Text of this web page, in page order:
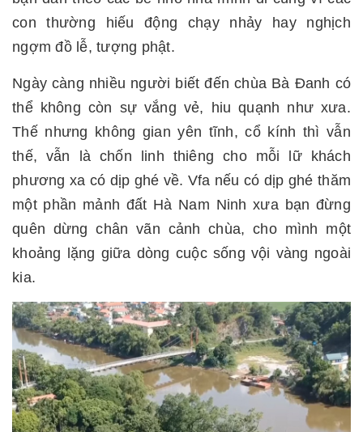
con thường hiếu động chạy nhảy hay nghịch
ngợm đồ lễ, tượng phật.
Ngày càng nhiều người biết đến chùa Bà Đanh có
thể không còn sự vắng vẻ, hiu quạnh như xưa.
Thế nhưng không gian yên tĩnh, cổ kính thì vẫn
thế, vẫn là chốn linh thiêng cho mỗi lữ khách
phương xa có dịp ghé về. Vfa nếu có dịp ghé thăm
một phần mảnh đất Hà Nam Ninh xưa bạn đừng
quên dừng chân vãn cảnh chùa, cho mình một
khoảng lặng giữa dòng cuộc sống vội vàng ngoài
kia.